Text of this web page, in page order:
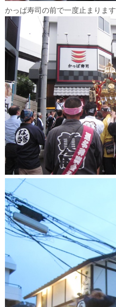
かっぱ寿司の前で一度止まります